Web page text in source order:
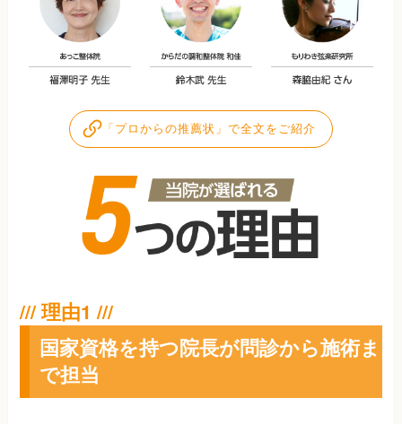
「プロからの推薦状」で全文をご紹介
国家資格を持つ院長が問診から施術ま
で担当